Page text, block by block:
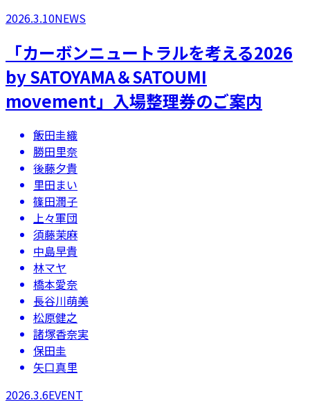
2026.3.10NEWS
「カーボンニュートラルを考える2026
by SATOYAMA＆SATOUMI
movement」入場整理券のご案内
飯田圭織
勝田里奈
後藤夕貴
里田まい
篠田潤子
上々軍団
須藤茉麻
中島早貴
林マヤ
橋本愛奈
長谷川萌美
松原健之
諸塚香奈実
保田圭
矢口真里
2026.3.6EVENT